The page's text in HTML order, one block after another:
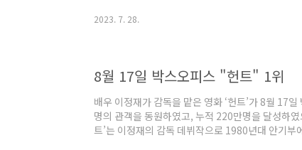
Google Play 앱 실시간 / 일간 / 연간 / 역대 영화
2023. 7. 28.
8월 17일 박스오피스 "헌트" 1위
배우 이정재가 감독을 맡은 영화 ‘헌트’가 8월 17
명의 관객을 동원하였고, 누적 220만명을 달성하
트’는 이정재의 감독 데뷔작으로 1980년대 안기부